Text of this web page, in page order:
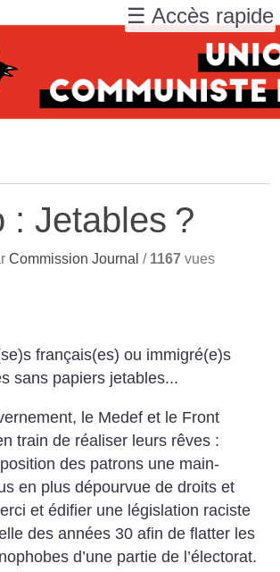
: Jetables ?
Commission Journal / 1167 vues
français(es) ou immigré(e)s
sans papiers jetables...
le Medef et le Front
train de réaliser leurs rêves :
des patrons une main-
en plus dépourvue de droits et
et édifier une législation raciste
des années 30 afin de flatter les
d’une partie de l’électorat.
☰ Accès rapide